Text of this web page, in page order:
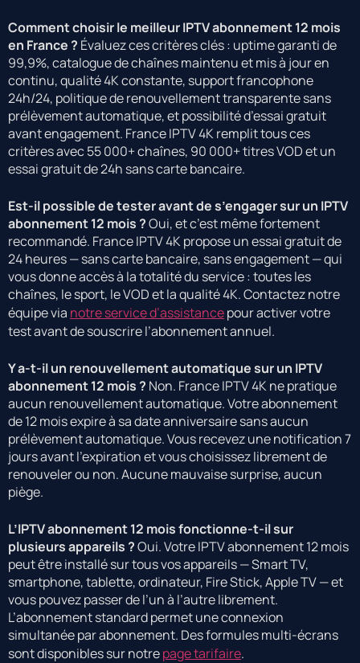
Comment choisir le meilleur IPTV abonnement 12 mois
en France ? Évaluez ces critères clés : uptime garanti de
99,9%, catalogue de chaînes maintenu et mis à jour en
continu, qualité 4K constante, support francophone
24h/24, politique de renouvellement transparente sans
prélèvement automatique, et possibilité d’essai gratuit
avant engagement. France IPTV 4K remplit tous ces
critères avec 55 000+ chaînes, 90 000+ titres VOD et un
essai gratuit de 24h sans carte bancaire.
Est-il possible de tester avant de s’engager sur un IPTV
abonnement 12 mois ?Oui, et c’est même fortement
recommandé. France IPTV 4K propose un essai gratuit de
24 heures — sans carte bancaire, sans engagement — qui
vous donne accès à la totalité du service : toutes les
chaînes, le sport, le VOD et la qualité 4K. Contactez notre
équipe via notre service d’assistancepour activer votre
test avant de souscrire l’abonnement annuel.
Y a-t-il un renouvellement automatique sur un IPTV
abonnement 12 mois ? Non. France IPTV 4K ne pratique
aucun renouvellement automatique. Votre abonnement
de 12 mois expire à sa date anniversaire sans aucun
prélèvement automatique. Vous recevez une notification 7
jours avant l’expiration et vous choisissez librement de
renouveler ou non. Aucune mauvaise surprise, aucun
piège.
L’IPTV abonnement 12 mois fonctionne-t-il sur
plusieurs appareils ?Oui. Votre IPTV abonnement 12 mois
peut être installé sur tous vos appareils — Smart TV,
smartphone, tablette, ordinateur, Fire Stick, Apple TV — et
vous pouvez passer de l’un à l’autre librement.
L’abonnement standard permet une connexion
simultanée par abonnement. Des formules multi-écrans
sont disponibles sur notrepage tarifaire.